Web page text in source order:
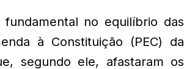
no equilíbrio das
à Constituição (PEC) da
segundo ele, afastaram os